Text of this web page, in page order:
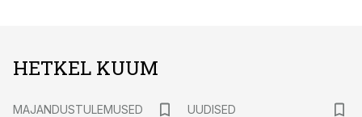
HETKEL KUUM
MAJANDUSTULEMUSED
UUDISED